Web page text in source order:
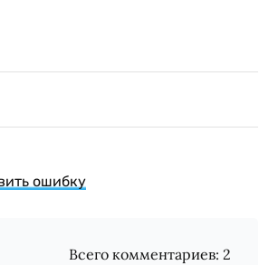
ошибку
Всего комментариев: 2